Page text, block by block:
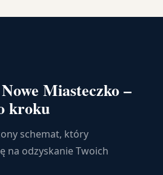
Miasteczko –
kroku
schemat, który
na odzyskanie Twoich